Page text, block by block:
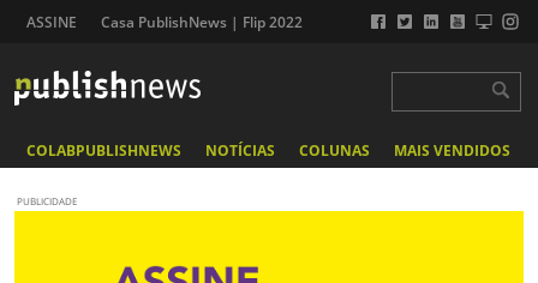
ASSINE Casa PublishNews | Flip 2022
COLABPUBLISHNEWS NOTÍCIAS COLUNAS MAIS VENDIDOS
PUBLICIDADE